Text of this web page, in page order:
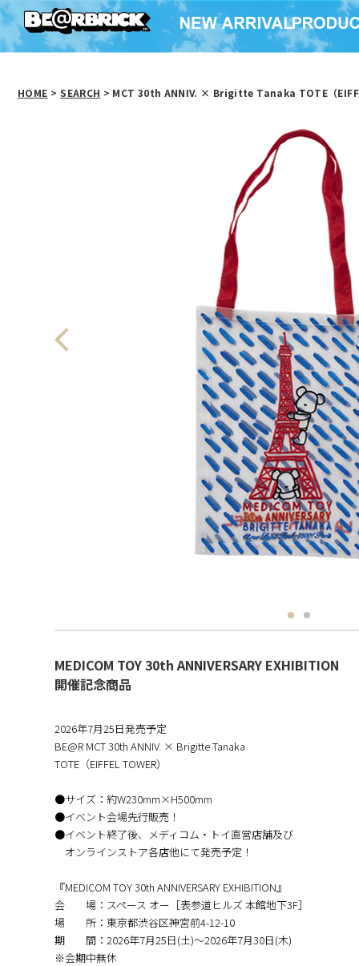
HOME > SEARCH > MCT 30th ANNIV. × Brigitte Tanaka TOTE（
MEDICOM TOY 30th ANNIVERSARY EXHIBITION
開催記念商品
2026年7月25日発売予定
BE@R MCT 30th ANNIV. × Brigitte Tanaka
TOTE（EIFFEL TOWER）
●サイズ：約W230mm×H500mm
●イベント会場先行販売！
●イベント終了後、メディコム・トイ直営店舗及び
オンラインストア各店他にて発売予定！
『MEDICOM TOY 30th ANNIVERSARY EXHIBITION』
会 場：スペース オー［表参道ヒルズ 本館地下3F］
場 所：東京都渋谷区神宮前4-12-10
期 間：2026年7月25日(土)～2026年7月30日(木)
※会期中無休